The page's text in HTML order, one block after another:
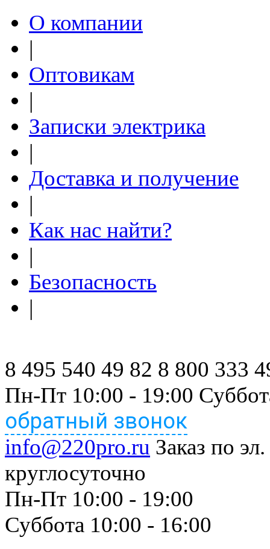
О компании
|
Оптовикам
|
Записки электрика
|
Доставка и получение
|
Как нас найти?
|
Безопасность
|
8 495 540 49 82 8 800 333
Пн-Пт 10:00 - 19:00
обратный звонок
info@220pro.ru Заказ по
круглосуточно
Пн-Пт 10:00 - 19:00
Суббота 10:00 - 16:00